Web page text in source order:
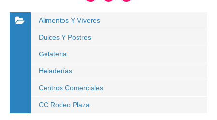
Alimentos Y Víveres
Dulces Y Postres
Gelateria
Heladerías
Centros Comerciales
CC Rodeo Plaza